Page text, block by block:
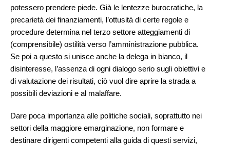
potessero prendere piede. Già le lentezze burocratiche, la
precarietà dei finanziamenti, l’ottusità di certe regole e
procedure determina nel terzo settore atteggiamenti di
(comprensibile) ostilità verso l’amministrazione pubblica.
Se poi a questo si unisce anche la delega in bianco, il
disinteresse, l’assenza di ogni dialogo serio sugli obiettivi e
di valutazione dei risultati, ciò vuol dire aprire la strada a
possibili deviazioni e al malaffare.
Dare poca importanza alle politiche sociali, soprattutto nei
settori della maggiore emarginazione, non formare e
destinare dirigenti competenti alla guida di questi servizi,